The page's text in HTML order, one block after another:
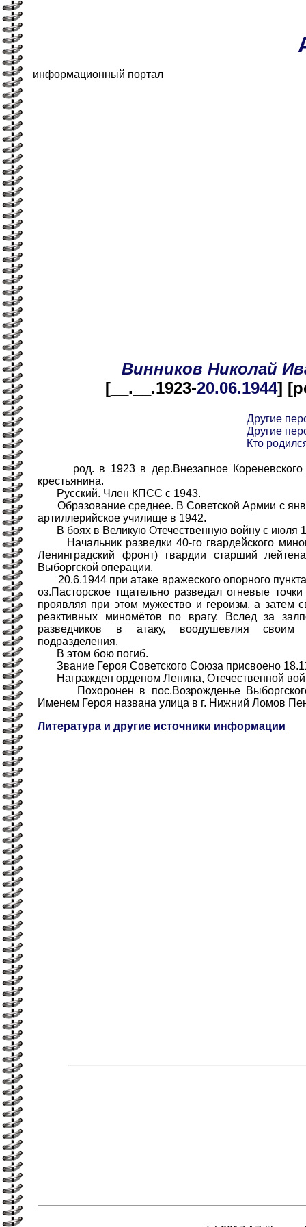
информационный портал
Винников Николай
[__.__.1923-20.06.1944]
Другие
Другие
Кто
род. в 1923 в дер.Внезапное Кореневского
крестьянина.
Русский. Член КПСС с 1943.
Образование среднее. В Советской Армии с
артиллерийское училище в 1942.
В боях в Великую Отечественную войну с июля
Начальник разведки 40-го гвардейского
Ленинградский фронт) гвардии старший
Выборгской операции.
20.6.1944 при атаке вражеского опорного
оз.Пасторское тщательно разведал огневые
проявляя при этом мужество и героизм, а затем
реактивных миномётов по врагу. Вслед за
разведчиков в атаку, воодушевляя своим
подразделения.
В этом бою погиб.
Звание Героя Советского Союза присвоено
Награжден орденом Ленина, Отечественной
Похоронен в пос.Возрожденье Выборгского
Именем Героя названа улица в г. Нижний Ломов
Литература и другие источники информации